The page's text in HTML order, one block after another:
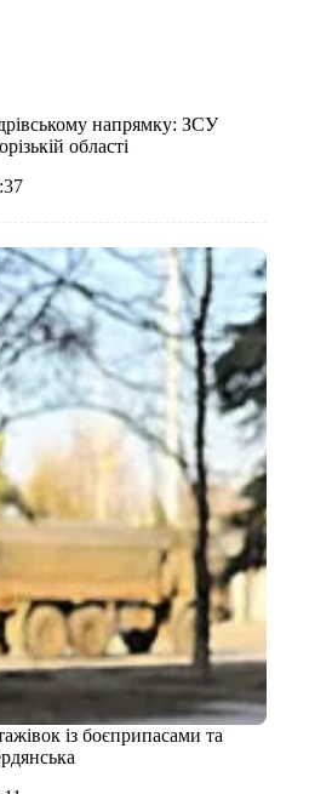
напрямку: ЗСУ
області
із боєприпасами та